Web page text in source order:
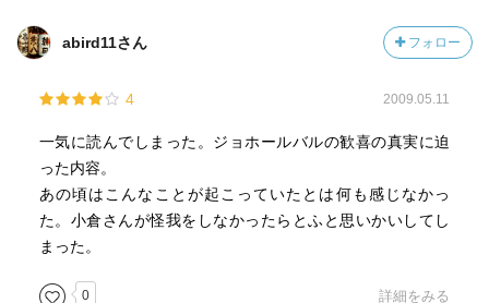
abird11さん フォロー
4 2009.05.11
一気に読んでしまった。ジョホールバルの歓喜の真実に迫
った内容。
あの頃はこんなことが起こっていたとは何も感じなかっ
た。小倉さんが怪我をしなかったらとふと思いかいしてし
まった。
0 詳細をみる